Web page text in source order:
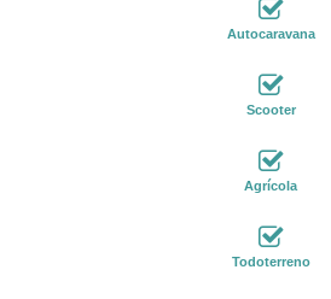
Autocaravana
Scooter
Agrícola
Todoterreno